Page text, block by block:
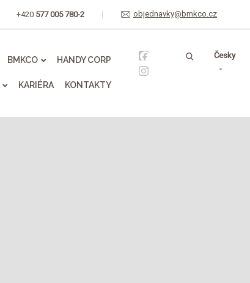
+420 577 005 780-2 objednavky@bmkco.cz
BMKCO HANDY CORP
KARIÉRA KONTAKTY
Vyhledávání
Česky